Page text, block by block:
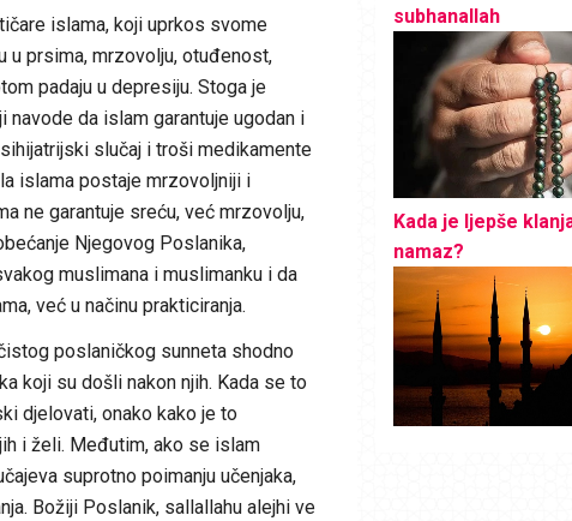
islama, koji uprkos svome
u prsima, mrzovolju, otuđenost,
padaju u depresiju. Stoga je
da islam garantuje ugodan i
slučaj i troši medikamente
islama postaje mrzovoljniji i
ne garantuje sreću, već mrzovolju,
Njegovog Poslanika,
muslimana i muslimanku i da
već u načinu prakticiranja.
poslaničkog sunneta shodno
koji su došli nakon njih. Kada se to
djelovati, onako kako je to
i želi. Međutim, ako se islam
suprotno poimanju učenjaka,
Božiji Poslanik, sallallahu alejhi ve
subhanallah
Kada je ljepše
namaz?